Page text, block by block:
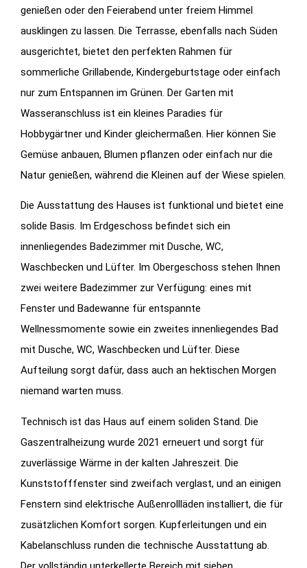
genießen oder den Feierabend unter freiem Himmel
ausklingen zu lassen. Die Terrasse, ebenfalls nach Süden
ausgerichtet, bietet den perfekten Rahmen für
sommerliche Grillabende, Kindergeburtstage oder einfach
nur zum Entspannen im Grünen. Der Garten mit
Wasseranschluss ist ein kleines Paradies für
Hobbygärtner und Kinder gleichermaßen. Hier können Sie
Gemüse anbauen, Blumen pflanzen oder einfach nur die
Natur genießen, während die Kleinen auf der Wiese spielen.
Die Ausstattung des Hauses ist funktional und bietet eine
solide Basis. Im Erdgeschoss befindet sich ein
innenliegendes Badezimmer mit Dusche, WC,
Waschbecken und Lüfter. Im Obergeschoss stehen Ihnen
zwei weitere Badezimmer zur Verfügung: eines mit
Fenster und Badewanne für entspannte
Wellnessmomente sowie ein zweites innenliegendes Bad
mit Dusche, WC, Waschbecken und Lüfter. Diese
Aufteilung sorgt dafür, dass auch an hektischen Morgen
niemand warten muss.
Technisch ist das Haus auf einem soliden Stand. Die
Gaszentralheizung wurde 2021 erneuert und sorgt für
zuverlässige Wärme in der kalten Jahreszeit. Die
Kunststofffenster sind zweifach verglast, und an einigen
Fenstern sind elektrische Außenrollläden installiert, die für
zusätzlichen Komfort sorgen. Kupferleitungen und ein
Kabelanschluss runden die technische Ausstattung ab.